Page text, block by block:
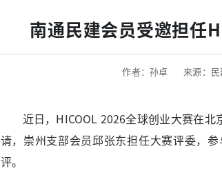
南通民建会员受邀担任
作者：孙卓 来源：
近日，HICOOL 2026全球创业大赛在
请，崇州支部会员邱张东担任大赛评委，
评。